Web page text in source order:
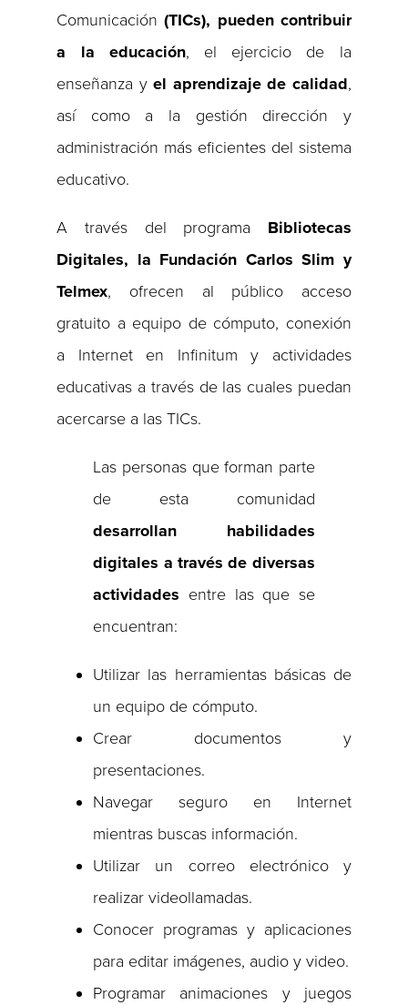
Comunicación(TICs), pueden contribuir
a la educación, el ejercicio de la
enseñanza yel aprendizaje de calidad,
así como a la gestión dirección y
administración más eficientes del sistema
educativo.
A través del programa Bibliotecas
Digitales, la Fundación Carlos Slim y
Telmex, ofrecen al público acceso
gratuito a equipo de cómputo, conexión
a Internet en Infinitum y actividades
educativas a través de las cuales puedan
acercarse a las TICs.
Las personas que forman parte
de esta comunidad
desarrollan habilidades
digitales a través de diversas
actividades entre las que se
encuentran:
Utilizar las herramientas básicas de
un equipo de cómputo.
Crear documentos y
presentaciones.
Navegar seguro en Internet
mientras buscas información.
Utilizar un correo electrónico y
realizar videollamadas.
Conocer programas y aplicaciones
para editar imágenes, audio y video.
Programar animaciones y juegos